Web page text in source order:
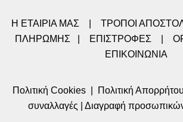
Η ΕΤΑΙΡΙΑ ΜΑΣ ΤΡΟΠΟΙ
ΠΛΗΡΩΜΗΣ
ΕΠΙΣΤΡΟΦΕΣ
ΕΠΙΚΟΙΝΩΝΙΑ
Πολιτική Cookies| Πολιτική Απορρήτου
συναλλαγές
Διαγραφή